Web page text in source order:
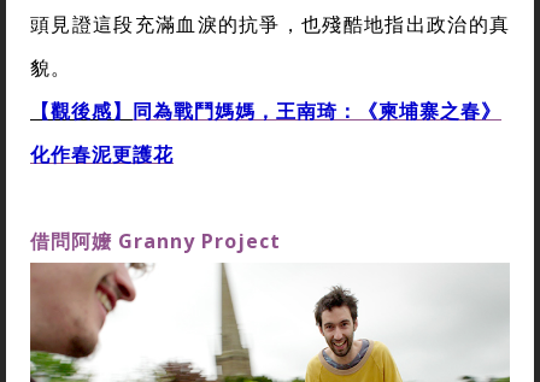
頭見證這段充滿血淚的抗爭，也殘酷地指出政治的真
貌。
【觀後感】 同為戰鬥媽媽，王南琦：《柬埔寨之春》
化作春泥更護花
借問阿嬤 Granny Project